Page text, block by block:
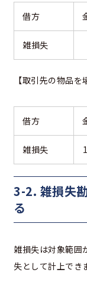
借方
雑損失
【取引先の物品を
借方
雑損失
3-2. 雑損失
る
雑損失は対象範囲
失として計上でき